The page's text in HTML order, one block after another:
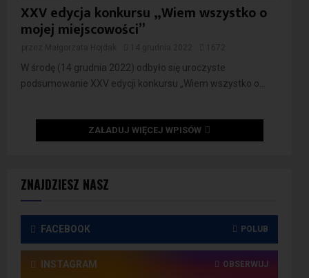
ZNAJDZIESZ NASZ
FACEBOOK POLUB
INSTAGRAM OBSERWUJ
XXV edycja konkursu „Wiem wszystko o
mojej miejscowości”
W środę (14 grudnia 2022) odbyło się uroczyste
podsumowanie XXV edycji konkursu „Wiem wszystko o...
ZAŁADUJ WIĘCEJ WPISÓW